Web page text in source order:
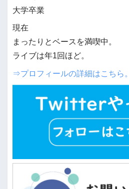
大学卒業
現在
まったりとベースを満喫中。
ライブは年1回ほど。
⇒プロフィールの詳細はこちら。